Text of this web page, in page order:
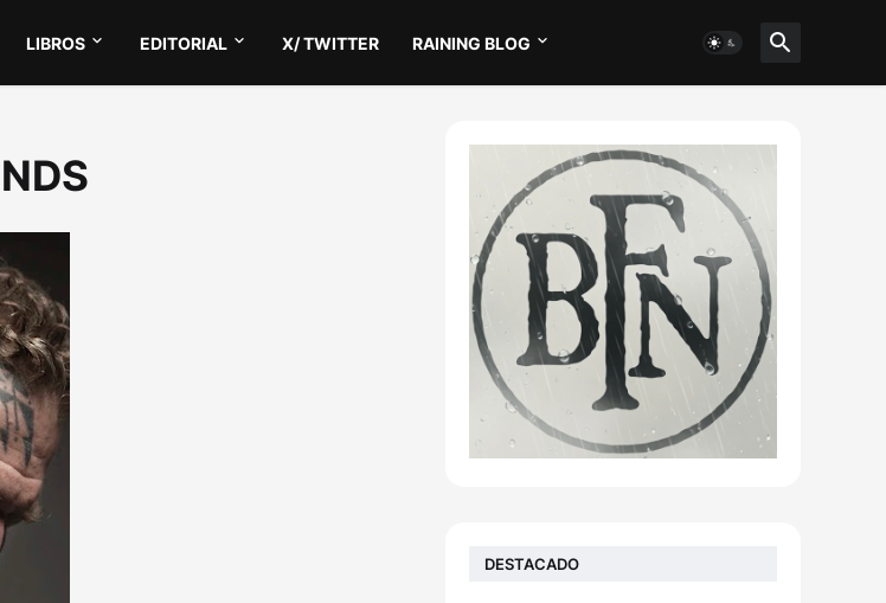
LIBROS EDITORIAL X/ TWITTER RAINING BLOG
DESTACADO